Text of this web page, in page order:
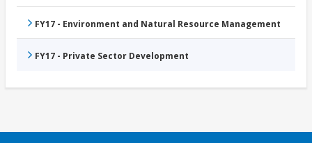
FY17 - Environment and Natural Resource Management
FY17 - Private Sector Development